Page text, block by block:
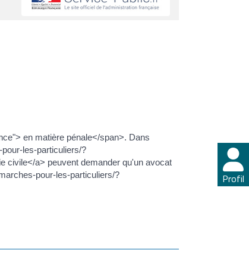
Profil
en matière pénale</span>. Dans
les-particuliers/?
civile</a> peuvent demander qu'un avocat
pour-les-particuliers/?